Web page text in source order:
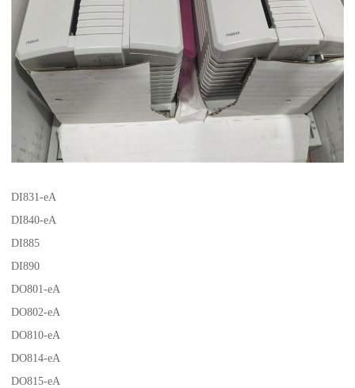
DI831-eA
DI840-eA
DI885
DI890
DO801-eA
DO802-eA
DO810-eA
DO814-eA
DO815-eA